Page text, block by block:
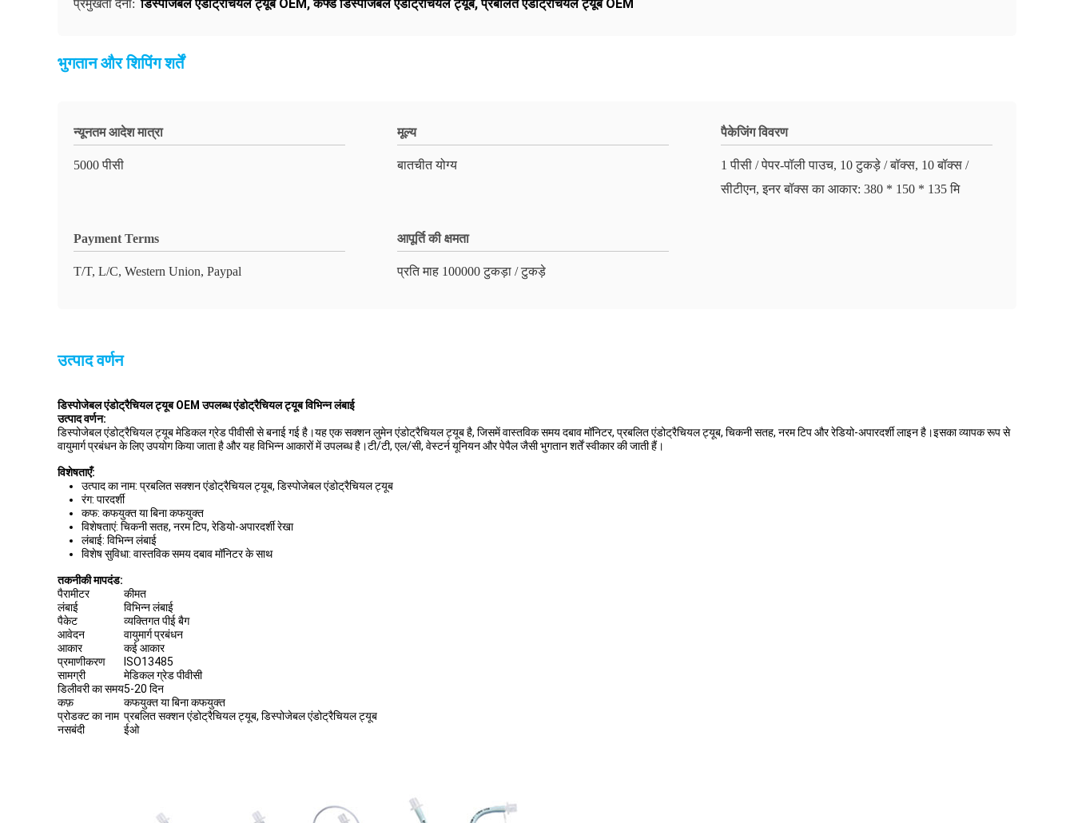
प्रमुखता देना: डिस्पोजेबल एंडोट्रैचियल ट्यूब OEM,कफ्ड डिस्पोजेबल एंडोट्रैचियल ट्यूब,प्रबलित एंडोट्रैचियल ट्यूब OEM
भुगतान और शिपिंग शर्तें
न्यूनतम आदेश मात्रा
5000 पीसी
मूल्य
बातचीत योग्य
पैकेजिंग विवरण
1 पीसी / पेपर-पॉली पाउच, 10 टुकड़े / बॉक्स, 10 बॉक्स /
सीटीएन, इनर बॉक्स का आकार: 380 * 150 * 135 मि
Payment Terms
T/T, L/C, Western Union, Paypal
आपूर्ति की क्षमता
प्रति माह 100000 टुकड़ा / टुकड़े
उत्पाद वर्णन
डिस्पोजेबल एंडोट्रैचियल ट्यूब OEM उपलब्ध एंडोट्रैचियल ट्यूब विभिन्न लंबाई
उत्पाद वर्णन:
डिस्पोजेबल एंडोट्रैचियल ट्यूब मेडिकल ग्रेड पीवीसी से बनाई गई है।यह एक सक्शन लुमेन एंडोट्रैचियल ट्यूब है, जिसमें वास्तविक समय दबाव मॉनिटर, प्रबलित एंडोट्रैचियल ट्यूब, चिकनी सतह, नरम टिप और रेडियो-अपारदर्शी लाइन है।इसका व्यापक रूप से
वायुमार्ग प्रबंधन के लिए उपयोग किया जाता है और यह विभिन्न आकारों में उपलब्ध है।टी/टी, एल/सी, वेस्टर्न यूनियन और पेपैल जैसी भुगतान शर्तें स्वीकार की जाती हैं।
विशेषताएँ:
उत्पाद का नाम: प्रबलित सक्शन एंडोट्रैचियल ट्यूब, डिस्पोजेबल एंडोट्रैचियल ट्यूब
रंग: पारदर्शी
कफ: कफयुक्त या बिना कफयुक्त
विशेषताएं: चिकनी सतह, नरम टिप, रेडियो-अपारदर्शी रेखा
लंबाई: विभिन्न लंबाई
विशेष सुविधा: वास्तविक समय दबाव मॉनिटर के साथ
तकनीकी मापदंड:
पैरामीटर
कीमत
लंबाई
विभिन्न लंबाई
पैकेट
व्यक्तिगत पीई बैग
आवेदन
वायुमार्ग प्रबंधन
आकार
कई आकार
प्रमाणीकरण
ISO13485
सामग्री
मेडिकल ग्रेड पीवीसी
डिलीवरी का समय5-20 दिन
कफ़
कफयुक्त या बिना कफयुक्त
प्रोडक्ट का नाम प्रबलित सक्शन एंडोट्रैचियल ट्यूब, डिस्पोजेबल एंडोट्रैचियल ट्यूब
नसबंदी
ईओ